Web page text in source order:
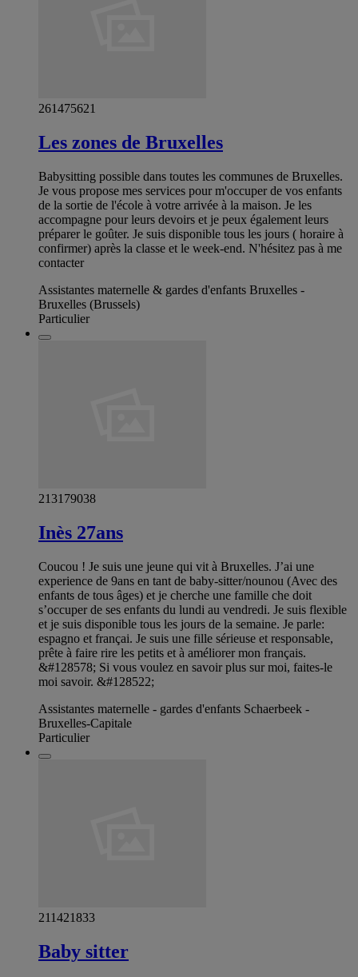
261475621
Les zones de Bruxelles
Babysitting possible dans toutes les communes de Bruxelles.
Je vous propose mes services pour m'occuper de vos enfants
de la sortie de l'école à votre arrivée à la maison. Je les
accompagne pour leurs devoirs et je peux également leurs
préparer le goûter. Je suis disponible tous les jours ( horaire à
confirmer) après la classe et le week-end. N'hésitez pas à me
contacter
Assistantes maternelle & gardes d'enfants Bruxelles -
Bruxelles (Brussels)
Particulier
213179038
Inès 27ans
Coucou ! Je suis une jeune qui vit à Bruxelles. J’ai une
experience de 9ans en tant de baby-sitter/nounou (Avec des
enfants de tous âges) et je cherche une famille che doit
s’occuper de ses enfants du lundi au vendredi. Je suis flexible
et je suis disponible tous les jours de la semaine. Je parle:
espagno et françai. Je suis une fille sérieuse et responsable,
prête à faire rire les petits et à améliorer mon français.
&#128578; Si vous voulez en savoir plus sur moi, faites-le
moi savoir. &#128522;
Assistantes maternelle - gardes d'enfants Schaerbeek -
Bruxelles-Capitale
Particulier
211421833
Baby sitter